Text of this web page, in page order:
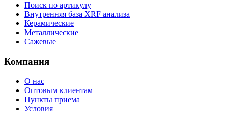
Поиск по артикулу
Внутренняя база XRF анализа
Керамические
Металлические
Сажевые
Компания
О нас
Оптовым клиентам
Пункты приема
Условия